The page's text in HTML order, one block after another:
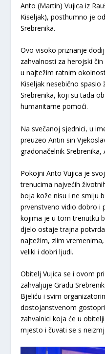
Anto (Martin) Vujica iz
Kiseljak), posthumno je
Srebrenika.
​Ovo visoko priznanje
zahvalnosti za herojski
u najtežim ratnim
Kiseljak nesebično
Srebrenika, koji su tada
humanitarne pomoći.
​Na svečanoj sjednici, u
preuzeo Antin sin
gradonačelnik Srebrenika,
​Pokojni Anto Vujica je
trenucima najvećih
boja kože nisu i ne smiju
prvenstveno vidio dobro i
kojima je u tom trenutku
djelo ostaje trajna
najtežim, zlim
veliki i dobri ljudi.
​Obitelj Vujica se i ovom
zahvaljuje Gradu
Bjeliću i svim
dostojanstvenom
zahvalnici koja će u
mjesto i čuvati se s